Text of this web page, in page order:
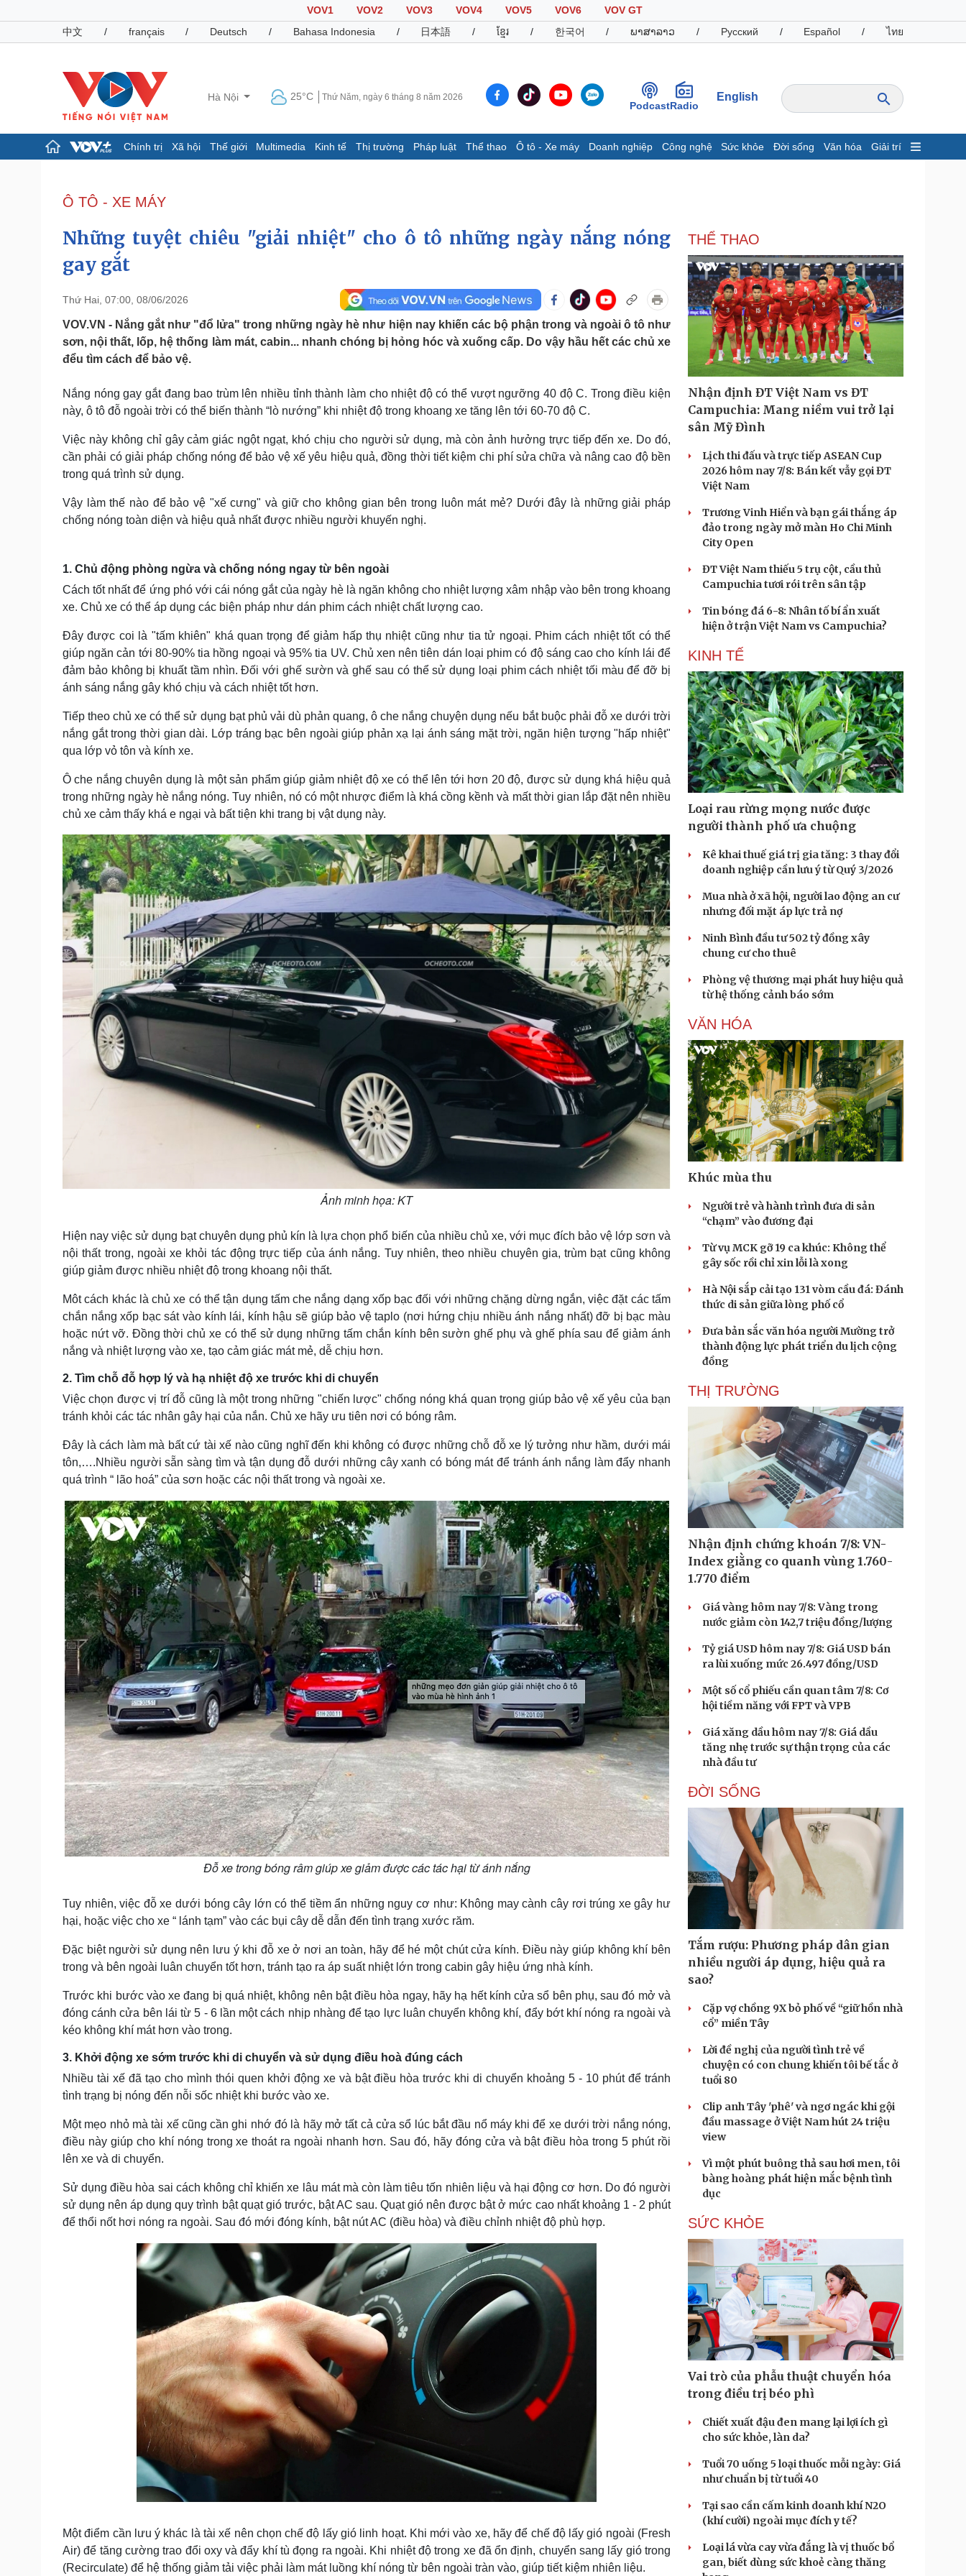
VOV1 VOV2 VOV3 VOV4 VOV5 VOV6
VOV GT
中文
/ français / Deutsch / Bahasa Indonesia / 日本語 / ខ្មែរ / 한국어 / ພາສາລາວ / Русский / Español / ไทย
Hà Nội 25°C Thứ Năm, ngày 6 tháng 8 năm 2026
PodcastRadio
English
Chính trị Xã hội Thế giới Multimedia Kinh tế Thị trường Pháp luật Thể thao Ô tô - Xe máy Doanh nghiệp Công nghệ Sức khỏe Đời sống Văn hóa Giải trí
Đảng
Tổ chức nhân sự
Nhận diện sự thật
Dấu ấn VOV
Infographic
Giá cà phê
Pháp luật
Tin nóng
Tư vấn luật
Việt Nam
Phân tích
Thể thao
Lịch thi đấu bóng đá
Thế giới thể thao
Ô tô - Xe máy
Xe máy
Tư vấn
Doanh nghiệp
Thông tin doanh nghiệp
Doanh nghiệp 24h
Doanh nhân
Công nghệ
Sành điệu
Tin Công nghệ
Trải nghiệm
Chuyển đổi số
Sức khỏe
Dinh dưỡng - món ngon
Cây thuốc
Sản phụ khoa
Nhi khoa
Nam khoa
Phòng mạch online
Ăn sạch sống khỏe
Đời sống
Blog
Tình yêu - Gia đình
Văn hóa
Sân khấu - Điện ảnh
Văn học
Âm nhạc
Di sản
Giải trí
Thời trang
Sao Việt
Du lịch
Săn Tour
check-in
Podcast
Câu chuyện thời sự
Cửa sổ tình yêu
Kể chuyện cho bé
Hạt giống tâm hồn
Ô TÔ - XE MÁY
Những tuyệt chiêu "giải nhiệt" cho ô tô những ngày nắng nóng
gay gắt
Thứ Hai, 07:00, 08/06/2026
VOV.VN - Nắng gắt như "đổ lửa" trong những ngày hè như hiện nay khiến các bộ phận trong và ngoài ô tô như
sơn, nội thất, lốp, hệ thống làm mát, cabin... nhanh chóng bị hỏng hóc và xuống cấp. Do vậy hầu hết các chủ xe
đểu tìm cách để bảo vệ.
Nắng nóng gay gắt đang bao trùm lên nhiều tỉnh thành làm cho nhiệt độ có thể vượt ngưỡng 40 độ C. Trong điều kiện
này, ô tô đỗ ngoài trời có thể biến thành “lò nướng” khi nhiệt độ trong khoang xe tăng lên tới 60-70 độ C.
Việc này không chỉ gây cảm giác ngột ngạt, khó chịu cho người sử dụng, mà còn ảnh hưởng trực tiếp đến xe. Do đó,
cần phải có giải pháp chống nóng để bảo vệ xế yêu hiệu quả, đồng thời tiết kiệm chi phí sửa chữa và nâng cao độ bền
trong quá trình sử dụng.
Vậy làm thế nào để bảo vệ "xế cưng" và giữ cho không gian bên trong luôn mát mẻ? Dưới đây là những giải pháp
chống nóng toàn diện và hiệu quả nhất được nhiều người khuyến nghị.
1. Chủ động phòng ngừa và chống nóng ngay từ bên ngoài
Cách tốt nhất để ứng phó với cái nóng gắt của ngày hè là ngăn không cho nhiệt lượng xâm nhập vào bên trong khoang
xe. Chủ xe có thể áp dụng các biện pháp như dán phim cách nhiệt chất lượng cao.
Đây được coi là "tấm khiên" khá quan trọng để giảm hấp thụ nhiệt cũng như tia tử ngoại. Phim cách nhiệt tốt có thể
giúp ngăn cản tới 80-90% tia hồng ngoại và 95% tia UV. Chủ xen nên tiên dán loại phim có độ sáng cao cho kính lái để
đảm bảo không bị khuất tầm nhìn. Đối với ghế sườn và ghế sau có thể sử dụng loại phim cách nhiệt tối màu để đỡ bị
ánh sáng nắng gây khó chịu và cách nhiệt tốt hơn.
Tiếp theo chủ xe có thể sử dụng bạt phủ vải dù phản quang, ô che nắng chuyện dụng nếu bắt buộc phải đỗ xe dưới trời
nắng gắt trong thời gian dài. Lớp tráng bạc bên ngoài giúp phản xạ lại ánh sáng mặt trời, ngăn hiện tượng "hấp nhiệt"
qua lớp vỏ tôn và kính xe.
Ô che nắng chuyên dụng là một sản phẩm giúp giảm nhiệt độ xe có thể lên tới hơn 20 độ, được sử dụng khá hiệu quả
trong những ngày hè nắng nóng. Tuy nhiên, nó có một nhược điểm là khá cồng kềnh và mất thời gian lắp đặt nên nhiều
chủ xe cảm thấy khá e ngại và bất tiện khi trang bị vật dụng này.
Ảnh minh họa: KT
Hiện nay việc sử dụng bạt chuyên dụng phủ kín là lựa chọn phổ biến của nhiều chủ xe, với mục đích bảo vệ lớp sơn và
nội thất trong, ngoài xe khỏi tác động trực tiếp của ánh nắng. Tuy nhiên, theo nhiều chuyên gia, trùm bạt cũng không
giúp giảm được nhiều nhiệt độ trong khoang nội thất.
Môt cách khác là chủ xe có thể tận dụng tấm che nắng dạng xốp bạc đối với những chặng dừng ngắn, việc đặt các tấm
chắn nắng xốp bạc sát vào kính lái, kính hậu sẽ giúp bảo vệ taplo (nơi hứng chịu nhiều ánh nắng nhất) đỡ bị bạc màu
hoặc nứt vỡ. Đồng thời chủ xe có thể sử dụng những tấm chắn kính bên sườn ghế phụ và ghế phía sau để giảm ánh
nắng và nhiệt lượng vào xe, tạo cảm giác mát mẻ, dễ chịu hơn.
2. Tìm chỗ đỗ hợp lý và hạ nhiệt độ xe trước khi di chuyển
Việc chọn được vị trí đỗ cũng là một trong những "chiến lược" chống nóng khá quan trọng giúp bảo vệ xế yêu của bạn
tránh khỏi các tác nhân gây hại của nắn. Chủ xe hãy ưu tiên nơi có bóng râm.
Đây là cách làm mà bất cứ tài xế nào cũng nghĩ đến khi không có được những chỗ đỗ xe lý tưởng như hầm, dưới mái
tôn,….Nhiều người sẵn sàng tìm và tận dụng đỗ dưới những cây xanh có bóng mát để tránh ánh nắng làm đẩy nhanh
quá trình “ lão hoá” của sơn hoặc các nội thất trong và ngoài xe.
Đỗ xe trong bóng râm giúp xe giảm được các tác hại từ ánh nắng
Tuy nhiên, việc đỗ xe dưới bóng cây lớn có thể tiềm ẩn những nguy cơ như: Không may cành cây rơi trúng xe gây hư
hại, hoặc việc cho xe “ lánh tạm” vào các bụi cây dễ dẫn đến tình trạng xước răm.
Đặc biệt người sử dụng nên lưu ý khi đỗ xe ở nơi an toàn, hãy để hé một chút cửa kính. Điều này giúp không khí bên
trong và bên ngoài luân chuyển tốt hơn, tránh tạo ra áp suất nhiệt lớn trong cabin gây hiệu ứng nhà kính.
Trước khi bước vào xe đang bị quá nhiệt, không nên bật điều hòa ngay, hãy hạ hết kính cửa sổ bên phụ, sau đó mở và
đóng cánh cửa bên lái từ 5 - 6 lần một cách nhịp nhàng để tạo lực luân chuyển không khí, đẩy bớt khí nóng ra ngoài và
kéo không khí mát hơn vào trong.
3. Khởi động xe sớm trước khi di chuyển và sử dụng điều hoà đúng cách
Nhiều tài xế đã tạo cho mình thói quen khởi động xe và bật điều hòa trước khi di chuyển khoảng 5 - 10 phút để tránh
tình trạng bị nóng đến nỗi sốc nhiệt khi bước vào xe.
Một mẹo nhỏ mà tài xế cũng cần ghi nhớ đó là hãy mở tất cả cửa sổ lúc bắt đầu nổ máy khi để xe dưới trời nắng nóng,
điều này giúp cho khí nóng trong xe thoát ra ngoài nhanh hơn. Sau đó, hãy đóng cửa và bật điều hòa trong 5 phút rồi
lên xe và di chuyển.
Sử dụng điều hòa sai cách không chỉ khiến xe lâu mát mà còn làm tiêu tốn nhiên liệu và hại động cơ hơn. Do đó người
sử dụng nên áp dụng quy trình bật quạt gió trước, bật AC sau. Quạt gió nên được bật ở mức cao nhất khoảng 1 - 2 phút
để thổi nốt hơi nóng ra ngoài. Sau đó mới đóng kính, bật nút AC (điều hòa) và điều chỉnh nhiệt độ phù hợp.
Một điểm cần lưu ý khác là tài xế nên chọn chế độ lấy gió linh hoạt. Khi mới vào xe, hãy để chế độ lấy gió ngoài (Fresh
Air) để tăng cường trao đổi oxy và đẩy khí tù đọng ra ngoài. Khi nhiệt độ trong xe đã ổn định, chuyển sang lấy gió trong
(Recirculate) để hệ thống giảm tải việc phải làm mát luồng khí nóng từ bên ngoài tràn vào, giúp tiết kiệm nhiên liệu.
THỂ THAO
Nhận định ĐT Việt Nam vs ĐT
Campuchia: Mang niềm vui trở lại
sân Mỹ Đình
Lịch thi đấu và trực tiếp ASEAN Cup
2026 hôm nay 7/8: Bán kết vẫy gọi ĐT
Việt Nam
Trương Vinh Hiển và bạn gái thắng áp
đảo trong ngày mở màn Ho Chi Minh
City Open
ĐT Việt Nam thiếu 5 trụ cột, cầu thủ
Campuchia tươi rói trên sân tập
Tin bóng đá 6-8: Nhân tố bí ẩn xuất
hiện ở trận Việt Nam vs Campuchia?
KINH TẾ
Loại rau rừng mọng nước được
người thành phố ưa chuộng
Kê khai thuế giá trị gia tăng: 3 thay đổi
doanh nghiệp cần lưu ý từ Quý 3/2026
Mua nhà ở xã hội, người lao động an cư
nhưng đối mặt áp lực trả nợ
Ninh Bình đầu tư 502 tỷ đồng xây
chung cư cho thuê
Phòng vệ thương mại phát huy hiệu quả
từ hệ thống cảnh báo sớm
VĂN HÓA
Khúc mùa thu
Người trẻ và hành trình đưa di sản
“chạm” vào đương đại
Từ vụ MCK gỡ 19 ca khúc: Không thể
gây sốc rồi chỉ xin lỗi là xong
Hà Nội sắp cải tạo 131 vòm cầu đá: Đánh
thức di sản giữa lòng phố cổ
Đưa bản sắc văn hóa người Mường trở
thành động lực phát triển du lịch cộng
đồng
THỊ TRƯỜNG
Nhận định chứng khoán 7/8: VN-
Index giằng co quanh vùng 1.760-
1.770 điểm
Giá vàng hôm nay 7/8: Vàng trong
nước giảm còn 142,7 triệu đồng/lượng
Tỷ giá USD hôm nay 7/8: Giá USD bán
ra lùi xuống mức 26.497 đồng/USD
Một số cổ phiếu cần quan tâm 7/8: Cơ
hội tiềm năng với FPT và VPB
Giá xăng dầu hôm nay 7/8: Giá dầu
tăng nhẹ trước sự thận trọng của các
nhà đầu tư
ĐỜI SỐNG
Tắm rượu: Phương pháp dân gian
nhiều người áp dụng, hiệu quả ra
sao?
Cặp vợ chồng 9X bỏ phố về “giữ hồn nhà
cổ” miền Tây
Lời đề nghị của người tình trẻ về
chuyện có con chung khiến tôi bế tắc ở
tuổi 80
Clip anh Tây 'phê' và ngơ ngác khi gội
đầu massage ở Việt Nam hút 24 triệu
view
Vì một phút buông thả sau hơi men, tôi
bàng hoàng phát hiện mắc bệnh tình
dục
SỨC KHỎE
Vai trò của phẫu thuật chuyển hóa
trong điều trị béo phì
Chiết xuất đậu đen mang lại lợi ích gì
cho sức khỏe, làn da?
Tuổi 70 uống 5 loại thuốc mỗi ngày: Giá
như chuẩn bị từ tuổi 40
Tại sao cần cấm kinh doanh khí N2O
(khí cười) ngoài mục đích y tế?
Loại lá vừa cay vừa đắng là vị thuốc bổ
gan, biết dùng sức khoẻ càng thăng